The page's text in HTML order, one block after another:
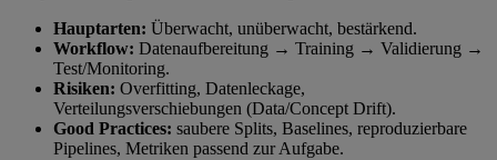
Hauptarten: Überwacht, unüberwacht, bestärkend.
Workflow: Datenaufbereitung → Training → Validierung →
Test/Monitoring.
Risiken: Overfitting, Datenleckage,
Verteilungsverschiebungen (Data/Concept Drift).
Good Practices: saubere Splits, Baselines, reproduzierbare
Pipelines, Metriken passend zur Aufgabe.